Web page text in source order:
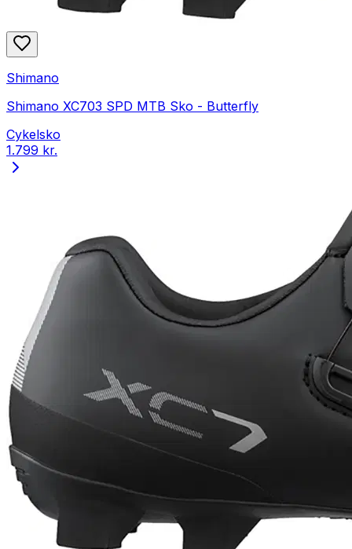
Shimano
Shimano XC703 SPD MTB Sko - Butterfly
Cykelsko
1.799 kr.